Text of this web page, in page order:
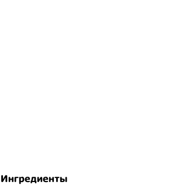
Ингредиенты